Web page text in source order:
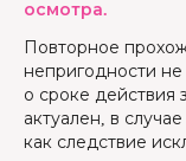
осмотра.
Повторное
непригодности
о сроке действия
актуален, в
как следствие